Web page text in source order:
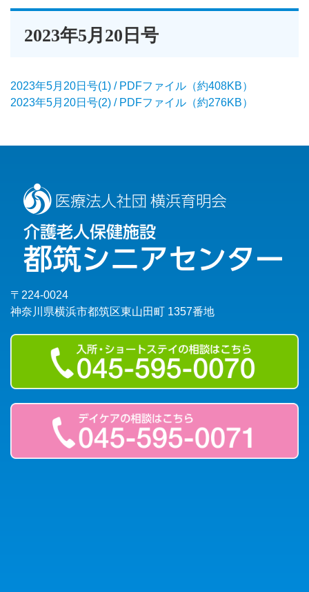
2023年5月20日号
2023年5月20日号(1) / PDFファイル（約408KB）
2023年5月20日号(2) / PDFファイル（約276KB）
〒224-0024
神奈川県横浜市都筑区東山田町 1357番地